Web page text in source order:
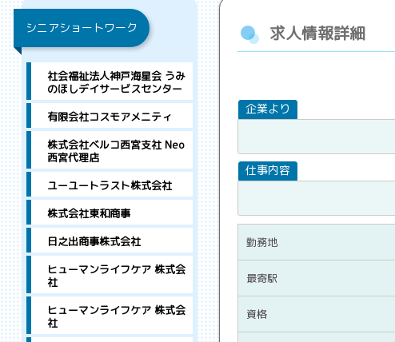
求人情報詳細
勤務地
最寄駅
資格
シニアショートワーク
社会福祉法人神戸海星会 うみ
のほしデイサービスセンター
有限会社コスモアメニティ
株式会社ベルコ西宮支社 Neo
西宮代理店
ユーユートラスト株式会社
株式会社東和商事
日之出商事株式会社
ヒューマンライフケア 株式会
社
ヒューマンライフケア 株式会
社